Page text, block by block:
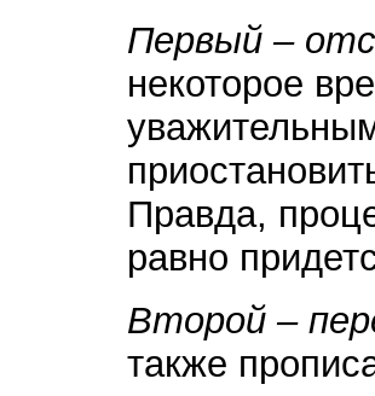
Первый –
некоторое
Правда,
равно
Второй –
также